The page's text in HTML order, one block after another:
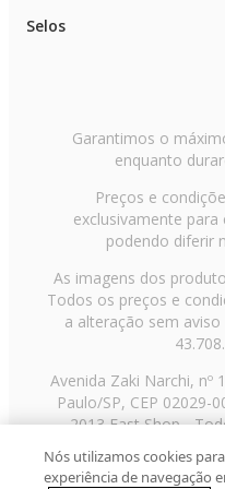
Selos
Garantimos o
enquanto
Preços e
exclusivamente
podendo diferir
As imagens dos
Todos os preços e
a alteração sem aviso
Avenida Zaki Narchi, nº
Paulo/SP, CEP 02029-
2013 Fast Shop -
Nós utilizamos cookies
experiência de navegação